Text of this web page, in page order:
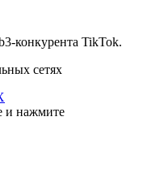
конкурента TikTok.
сетях
и нажмите